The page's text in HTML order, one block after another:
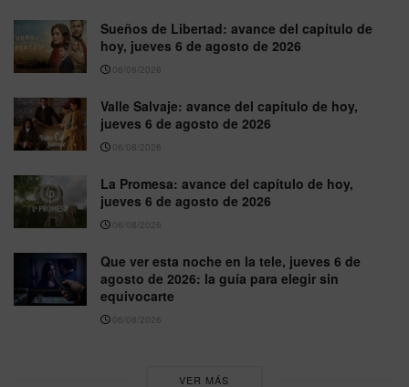
Sueños de Libertad: avance del capítulo de
hoy, jueves 6 de agosto de 2026
06/08/2026
Valle Salvaje: avance del capítulo de hoy,
jueves 6 de agosto de 2026
06/08/2026
La Promesa: avance del capítulo de hoy,
jueves 6 de agosto de 2026
06/08/2026
Que ver esta noche en la tele, jueves 6 de
agosto de 2026: la guía para elegir sin
equivocarte
06/08/2026
VER MÁS